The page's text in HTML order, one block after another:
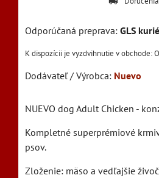
GLS
Dodávateľ / Výrobca: Nuevo
NUEVO dog Adult Chicken -
Kompletné superprémiové
psov.
Zloženie: mäso a vedľajšie